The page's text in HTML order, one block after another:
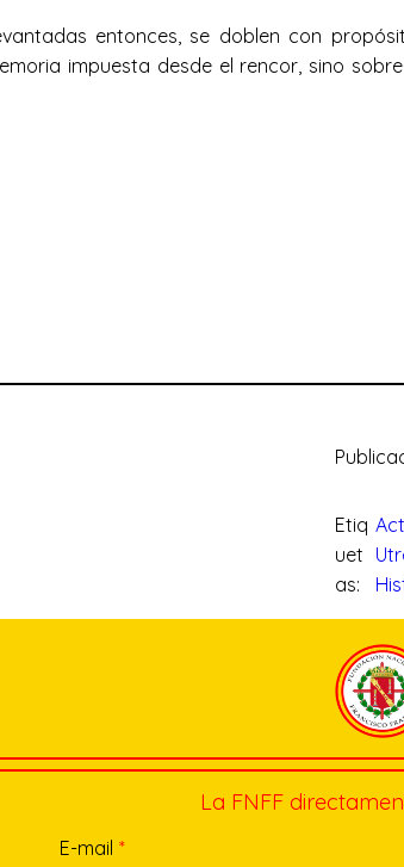
entonces, se doblen con
impuesta desde el rencor, sino
Etiq
uet
as:
La FNFF
E-mail *